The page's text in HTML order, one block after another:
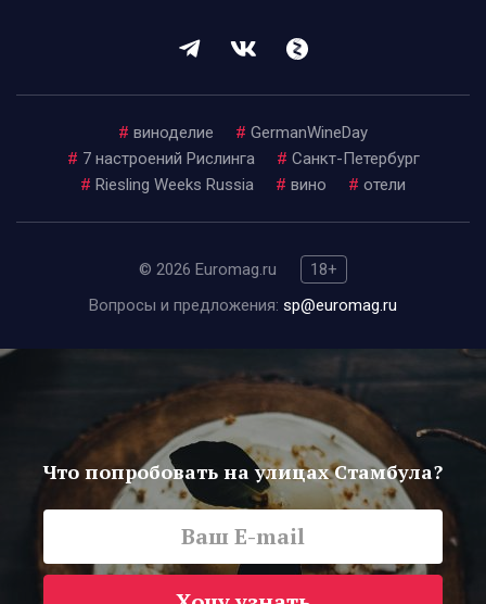
# виноделие # GermanWineDay
# 7 настроений Рислинга # Санкт-Петербург
# Riesling Weeks Russia # вино # отели
© 2026 Euromag.ru
18+
Вопросы и предложения: sp@euromag.ru
Что попробовать на улицах Стамбула?